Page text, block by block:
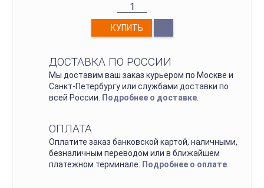
КУПИТЬ
ДОСТАВКА ПО РОССИИ
Мы доставим ваш заказ курьером по Москве и
Санкт-Петербургу или службами доставки по
всей России.
Подробнее о доставке
ОПЛАТА
Оплатите заказ банковской картой, наличными,
безналичным переводом или в ближайшем
платежном терминале.
Подробнее о оплате